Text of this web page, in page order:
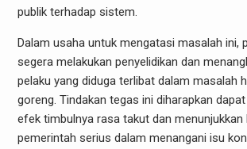
publik terhadap sistem.
Dalam usaha untuk mengatasi masalah ini,
segera melakukan penyelidikan dan
pelaku yang diduga terlibat dalam masalah
goreng. Tindakan tegas ini diharapkan
efek timbulnya rasa takut dan menunjukkan
pemerintah serius dalam menangani isu